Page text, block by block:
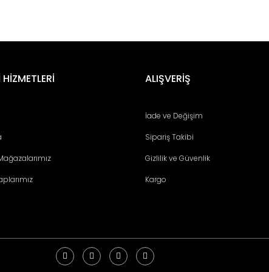
Yorum YazALIŞVERİŞ
İade ve Değişim
Sipariş Takibi
Gizlilik ve Güvenlik
Kargo